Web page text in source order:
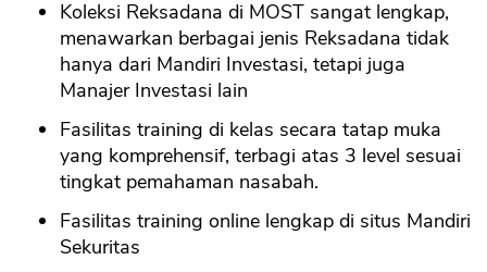
Koleksi Reksadana di MOST sangat lengkap,
menawarkan berbagai jenis Reksadana tidak
hanya dari Mandiri Investasi, tetapi juga
Manajer Investasi lain
Fasilitas training di kelas secara tatap muka
yang komprehensif, terbagi atas 3 level sesuai
tingkat pemahaman nasabah.
Fasilitas training online lengkap di situs Mandiri
Sekuritas